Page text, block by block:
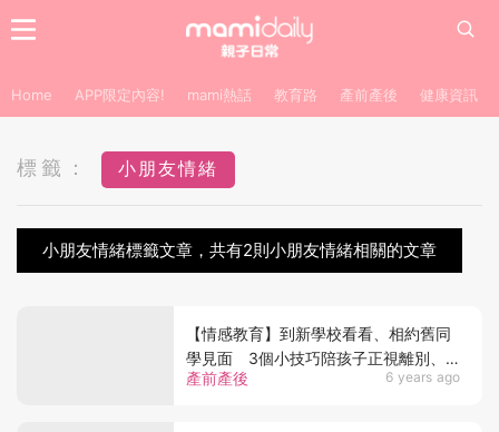
Home APP限定內容! mami熱話 教育路 產前產後 健康資訊
標籤： 小朋友情緒
小朋友情緒標籤文章，共有2則小朋友情緒相關的文章
產前產後 6 years ago
【情感教育】到新學校看看、相約舊同
學見面 3個小技巧陪孩子正視離別、
面對畢業的傷感情緒